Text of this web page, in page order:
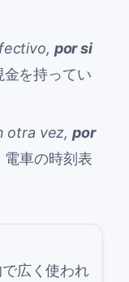
por si
金を持ってい
otra vez,por
電車の時刻表
広く使われ